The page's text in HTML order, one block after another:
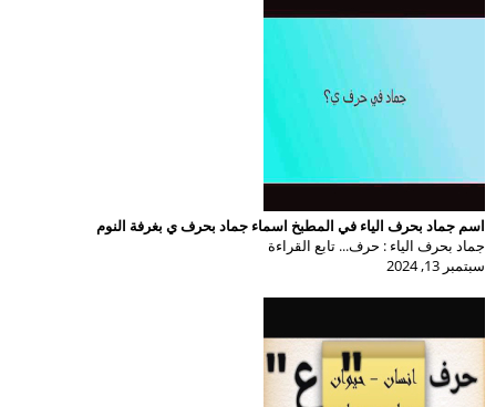
اسم جماد بحرف الياء في المطبخ اسماء جماد بحرف ي بغرفة النوم
جماد بحرف الياء : حرف... تابع القراءة
سبتمبر 13, 2024